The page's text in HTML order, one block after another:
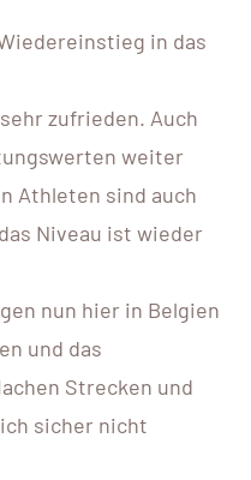
in das
zufrieden. Auch
weiter
Athleten sind auch
Niveau ist wieder
nun hier in Belgien
und das
Strecken und
sicher nicht